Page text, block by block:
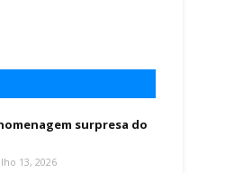
surpresa do
13, 2026